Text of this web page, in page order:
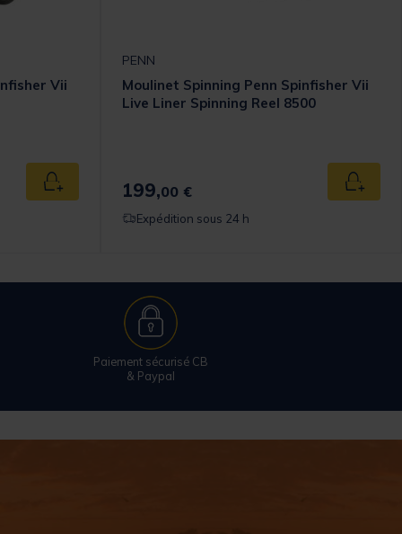
Vii
Ajouter au panier
PENN
Moulinet Spinning Penn Spinfisher Vii
Live Liner Spinning Reel 8500
199,00 € Ajouter
Expédition sous 24 h
Paiement sécurisé CB
& Paypal